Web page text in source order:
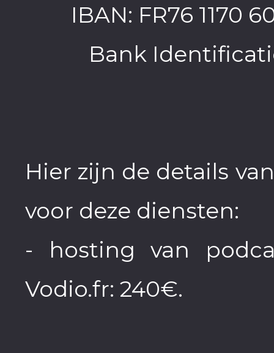
IBAN: FR76 1170
Bank
Hier zijn de details
voor deze diensten:
- hosting van
Vodio.fr: 240€.